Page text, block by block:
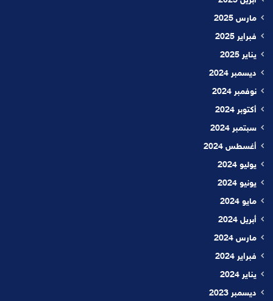
مارس 2025
فبراير 2025
يناير 2025
ديسمبر 2024
نوفمبر 2024
أكتوبر 2024
سبتمبر 2024
أغسطس 2024
يوليو 2024
يونيو 2024
مايو 2024
أبريل 2024
مارس 2024
فبراير 2024
يناير 2024
ديسمبر 2023